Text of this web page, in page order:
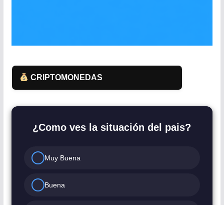
CRIPTOMONEDAS
¿Como ves la situación del pais?
Muy Buena
Buena